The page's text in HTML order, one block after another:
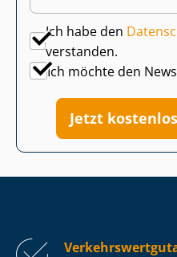
Ich habe den
verstanden.
Ich möchte den
Jetzt